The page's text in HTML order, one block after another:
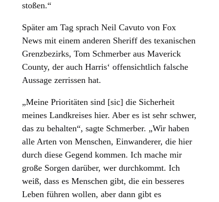
stoßen.“
Später am Tag sprach Neil Cavuto von Fox
News mit einem anderen Sheriff des texanischen
Grenzbezirks, Tom Schmerber aus Maverick
County, der auch Harris‘ offensichtlich falsche
Aussage zerrissen hat.
„Meine Prioritäten sind [sic] die Sicherheit
meines Landkreises hier. Aber es ist sehr schwer,
das zu behalten“, sagte Schmerber. „Wir haben
alle Arten von Menschen, Einwanderer, die hier
durch diese Gegend kommen. Ich mache mir
große Sorgen darüber, wer durchkommt. Ich
weiß, dass es Menschen gibt, die ein besseres
Leben führen wollen, aber dann gibt es